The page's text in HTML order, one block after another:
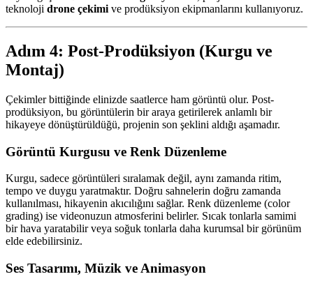
teknoloji drone çekimi ve prodüksiyon ekipmanlarını kullanıyoruz.
Adım 4: Post-Prodüksiyon (Kurgu ve
Montaj)
Çekimler bittiğinde elinizde saatlerce ham görüntü olur. Post-
prodüksiyon, bu görüntülerin bir araya getirilerek anlamlı bir
hikayeye dönüştürüldüğü, projenin son şeklini aldığı aşamadır.
Görüntü Kurgusu ve Renk Düzenleme
Kurgu, sadece görüntüleri sıralamak değil, aynı zamanda ritim,
tempo ve duygu yaratmaktır. Doğru sahnelerin doğru zamanda
kullanılması, hikayenin akıcılığını sağlar. Renk düzenleme (color
grading) ise videonuzun atmosferini belirler. Sıcak tonlarla samimi
bir hava yaratabilir veya soğuk tonlarla daha kurumsal bir görünüm
elde edebilirsiniz.
Ses Tasarımı, Müzik ve Animasyon